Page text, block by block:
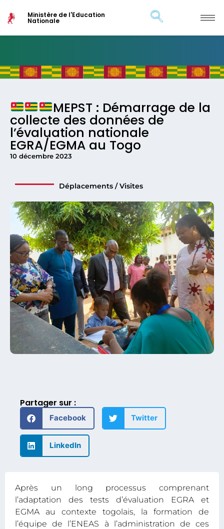
Ministère de l'Education
Nationale
MEPST : Démarrage de la
collecte des données de
l’évaluation nationale
EGRA/EGMA au Togo
10 décembre 2023
Déplacements / Visites
Partager sur :
Facebook Twitter
LinkedIn
Après un long processus comprenant
l’adaptation des tests d’évaluation EGRA et
EGMA au contexte togolais, la formation de
l’équipe de l’ENEAS à l’administration de ces